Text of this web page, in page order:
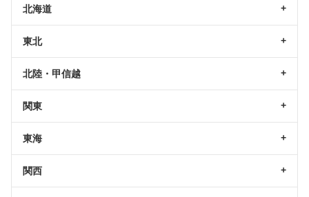
北海道
東北
北陸・甲信越
関東
東海
関西